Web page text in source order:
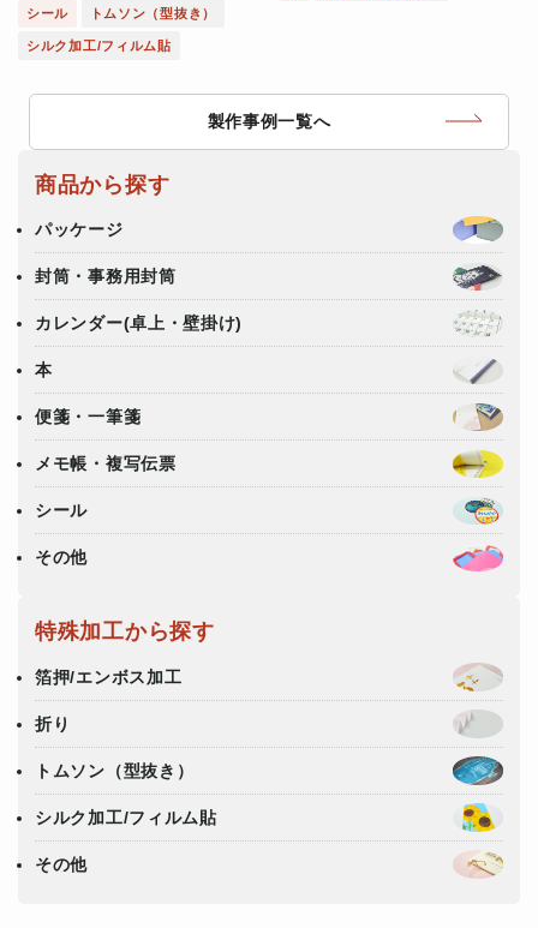
シール トムソン（型抜き）
シルク加工/フィルム貼
製作事例一覧へ
商品から探す
パッケージ
封筒・事務用封筒
カレンダー(卓上・壁掛け)
本
便箋・一筆箋
メモ帳・複写伝票
シール
その他
特殊加工から探す
箔押/エンボス加工
折り
トムソン（型抜き）
シルク加工/フィルム貼
その他